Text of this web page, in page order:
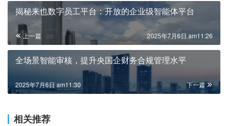
揭秘来也数字员工平台：开放的企业级智能体平台
上一篇 2025年7月6日 am11:26
全场景智能审核，提升央国企财务合规管理水平
下一篇
2025年7月6日 am11:30
相关推荐